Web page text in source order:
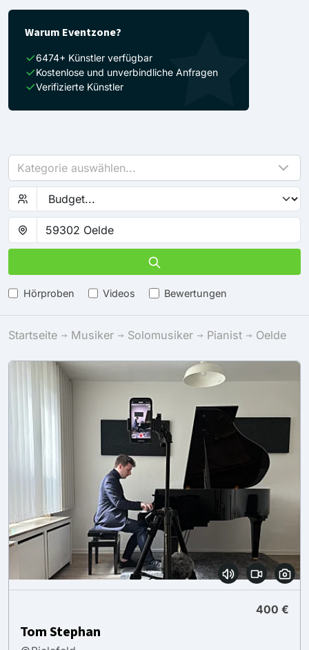
Warum Eventzone?
6474+ Künstler verfügbar
Kostenlose und unverbindliche Anfragen
Verifizierte Künstler
Kategorie auswählen...
Hörproben Videos Bewertungen
Startseite Musiker Solomusiker Pianist Oelde
400 €
Tom Stephan